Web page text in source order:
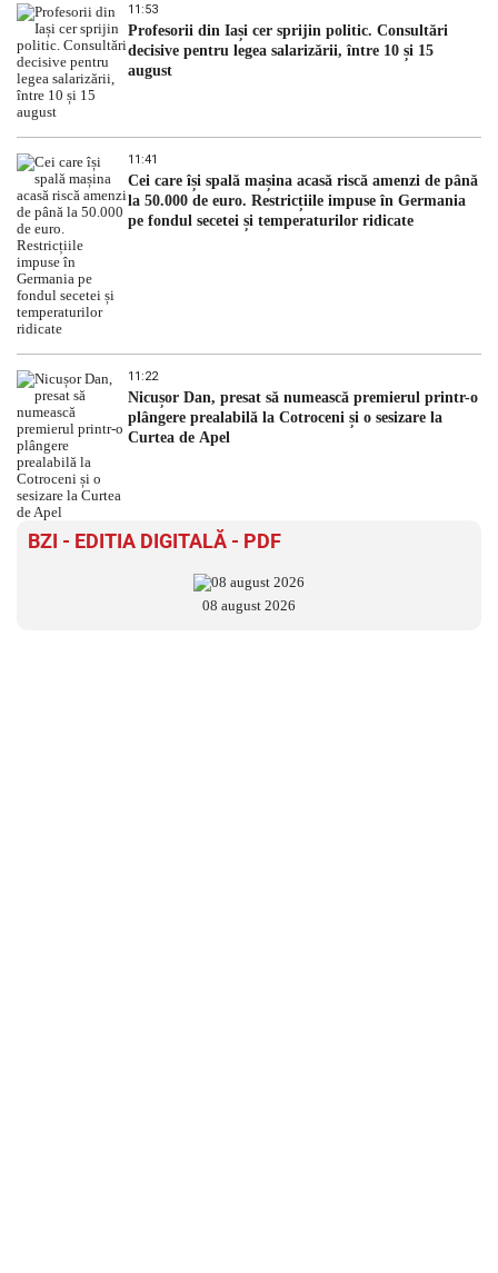
11:53
Profesorii din Iași cer sprijin politic. Consultări
decisive pentru legea salarizării, între 10 și 15
august
11:41
Cei care își spală mașina acasă riscă amenzi de până
la 50.000 de euro. Restricțiile impuse în Germania
pe fondul secetei și temperaturilor ridicate
11:22
Nicușor Dan, presat să numească premierul printr-o
plângere prealabilă la Cotroceni și o sesizare la
Curtea de Apel
BZI - EDITIA DIGITALĂ - PDF
08 august 2026